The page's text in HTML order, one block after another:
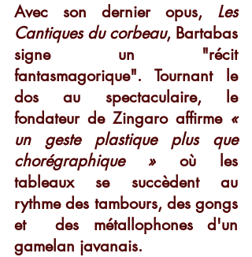
Avec son dernier opus, Les
Cantiques du corbeau, Bartabas
signe un "récit
fantasmagorique". Tournant le
dos au spectaculaire, le
fondateur de Zingaro affirme «
un geste plastique plus que
chorégraphique » où les
tableaux se succèdent au
rythme des tambours, des gongs
et  des métallophones d'un
gamelan javanais.